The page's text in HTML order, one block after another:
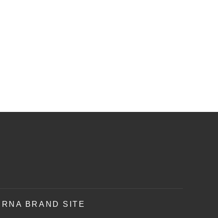
RNA BRAND SITE